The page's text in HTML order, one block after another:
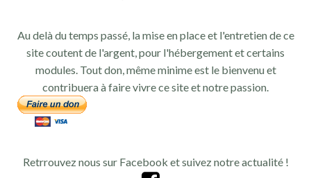
Au delà du temps passé, la mise en place et l'entretien de ce
site coutent de l'argent, pour l'hébergement et certains
modules. Tout don, même minime est le bienvenu et
contribuera à faire vivre ce site et notre passion.
Retrrouvez nous sur Facebook et suivez notre actualité !